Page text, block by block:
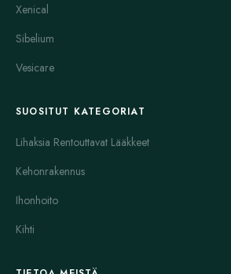
Xenical
Sibelium
Vesicare
SUOSITUT KATEGORIAT
Lihaksia Rentouttavat Lääkkeet
Kehonrakennus
Ihonhoito
Kihti